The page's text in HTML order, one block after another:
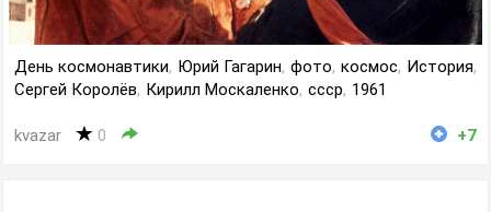
День космонавтики, Юрий Гагарин, фото, космос, История,
Сергей Королёв, Кирилл Москаленко, ссср, 1961
kvazar 0 +7